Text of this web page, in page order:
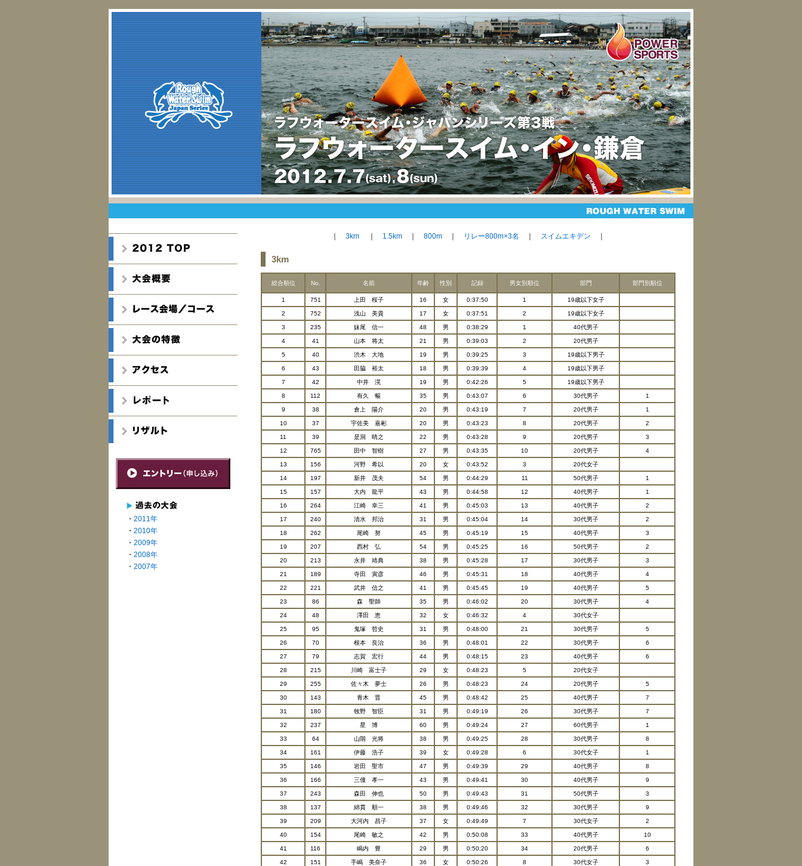
・ 2011年
・ 2010年
・ 2009年
・ 2008年
・ 2007年
3km 1.5km 800m リレー800m×3名 スイムエキデン
3km
総合順位 No. 名前 年齢 性別 記録 男女別順位 部門 部門別順位
1 751 上田 桜子 16 女 0:37:50 1 19歳以下女子
2 752 浅山 美貴 17 女 0:37:51 2 19歳以下女子
3 235 妹尾 信一 48 男 0:38:29 1 40代男子
4 41 山本 将太 21 男 0:39:03 2 20代男子
5 40 渋木 大地 19 男 0:39:25 3 19歳以下男子
6 43 田脇 裕太 18 男 0:39:39 4 19歳以下男子
7 42 中井 滉 19 男 0:42:26 5 19歳以下男子
8 112 有久 暢 35 男 0:43:07 6 30代男子 1
9 38 倉上 陽介 20 男 0:43:19 7 20代男子 1
10 37 宇佐美 嘉彬 20 男 0:43:23 8 20代男子 2
11 39 是洞 晴之 22 男 0:43:28 9 20代男子 3
12 765 田中 智樹 27 男 0:43:35 10 20代男子 4
13 156 河野 希以 20 女 0:43:52 3 20代女子
14 197 新井 茂夫 54 男 0:44:29 11 50代男子 1
15 157 大内 龍平 43 男 0:44:58 12 40代男子 1
16 264 江崎 幸三 41 男 0:45:03 13 40代男子 2
17 240 清水 邦治 31 男 0:45:04 14 30代男子 2
18 262 尾崎 努 45 男 0:45:19 15 40代男子 3
19 207 西村 弘 54 男 0:45:25 16 50代男子 2
20 213 永井 靖典 38 男 0:45:28 17 30代男子 3
21 189 寺田 寅彦 46 男 0:45:31 18 40代男子 4
22 221 武井 信之 41 男 0:45:45 19 40代男子 5
23 86 森 聖師 35 男 0:46:02 20 30代男子 4
24 48 澤田 恵 32 女 0:46:32 4 30代女子
25 95 鬼塚 哲史 31 男 0:48:00 21 30代男子 5
26 70 根本 良治 36 男 0:48:01 22 30代男子 6
27 79 志賀 宏行 44 男 0:48:15 23 40代男子 6
28 215 川崎 富士子 29 女 0:48:23 5 20代女子
29 255 佐々木 夢士 26 男 0:48:23 24 20代男子 5
30 143 青木 晋 45 男 0:48:42 25 40代男子 7
31 180 牧野 智臣 31 男 0:49:19 26 30代男子 7
32 237 星 博 60 男 0:49:24 27 60代男子 1
33 64 山階 光将 38 男 0:49:25 28 30代男子 8
34 161 伊藤 浩子 39 女 0:49:28 6 30代女子 1
35 146 岩田 聖市 47 男 0:49:39 29 40代男子 8
36 166 三僮 孝一 43 男 0:49:41 30 40代男子 9
37 243 森田 伸也 50 男 0:49:43 31 50代男子 3
38 137 綿貫 順一 38 男 0:49:46 32 30代男子 9
39 209 大河内 昌子 37 女 0:49:49 7 30代女子 2
40 154 尾崎 敏之 42 男 0:50:08 33 40代男子 10
41 116 嶋内 豊 29 男 0:50:20 34 20代男子 6
42 151 手嶋 美奈子 36 女 0:50:26 8 30代女子 3